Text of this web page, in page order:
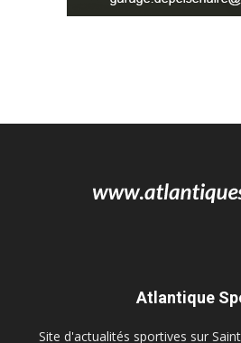
Atlantique
Site d'actualités sportives sur